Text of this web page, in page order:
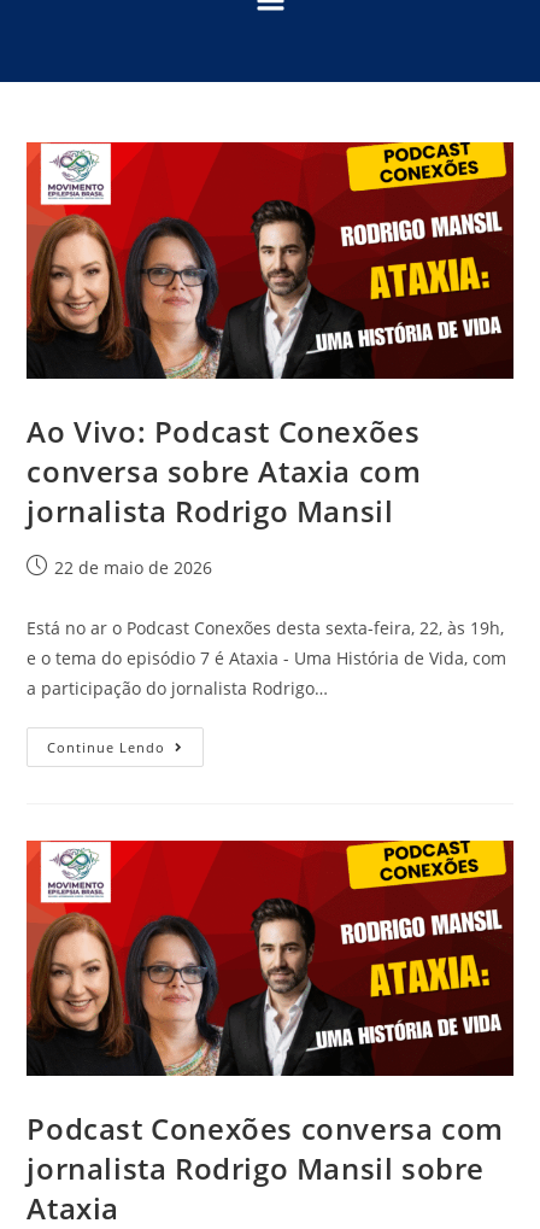
Ao Vivo: Podcast Conexões
conversa sobre Ataxia com
jornalista Rodrigo Mansil
22 de maio de 2026
Está no ar o Podcast Conexões desta sexta-feira, 22, às 19h,
e o tema do episódio 7 é Ataxia - Uma História de Vida, com
a participação do jornalista Rodrigo…
Continue Lendo
Podcast Conexões conversa com
jornalista Rodrigo Mansil sobre
Ataxia